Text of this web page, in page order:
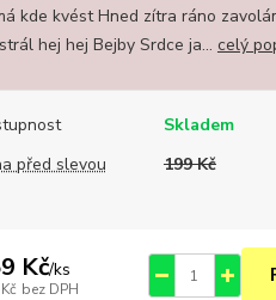
kde kvést Hned zítra ráno
hej hej Bejby Srdce ja... celý
Skladem
před slevou
199 Kč
Kč/ks
bez DPH